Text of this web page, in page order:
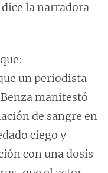
la narradora
un periodista
manifestó
de sangre en
ciego y
con una dosis